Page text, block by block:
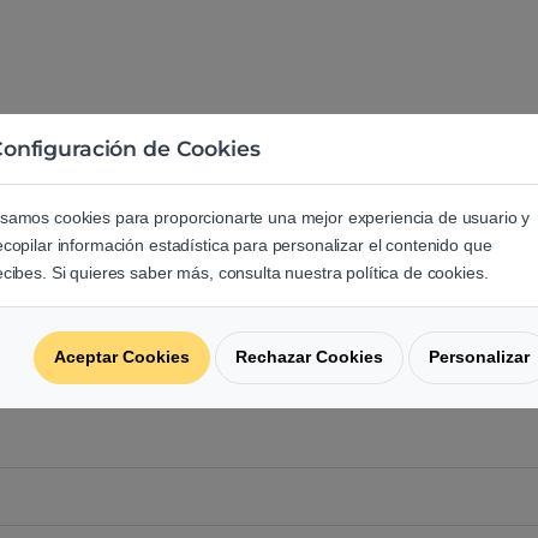
los usuarios sobre este
acerca de este producto.
de Cookies
cookies para proporcionarte una mejor experiencia de usuario y
información estadística para personalizar el contenido que
Si quieres saber más, consulta nuestra política de cookies.
Aceptar Cookies Rechazar Cookies Personalizar